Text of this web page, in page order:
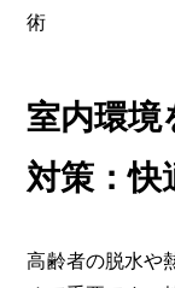
術
室内環境
対策：快
高齢者の脱水や